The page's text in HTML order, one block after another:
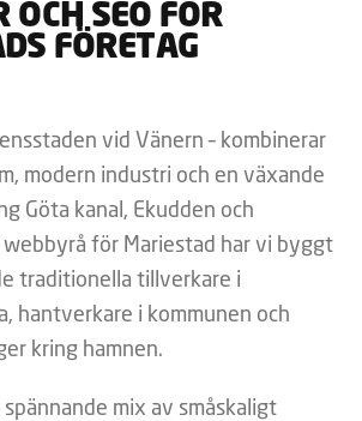
OCH SEO FÖR
FÖRETAG
vid Vänern – kombinerar
modern industri och en växande
Göta kanal, Ekudden och
webbyrå för Mariestad har vi byggt
traditionella tillverkare i
hantverkare i kommunen och
kring hamnen.
mix av småskaligt